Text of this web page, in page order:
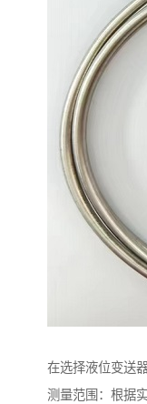
在选择液位变送
测量范围：根据